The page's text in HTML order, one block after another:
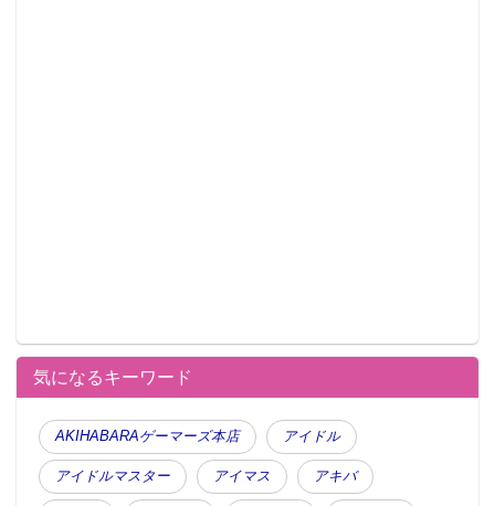
気になるキーワード
AKIHABARAゲーマーズ本店 アイドル
アイドルマスター アイマス アキバ